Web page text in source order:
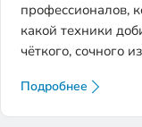
профессионалов,
какой техники
чёткого, сочного
Подробнее